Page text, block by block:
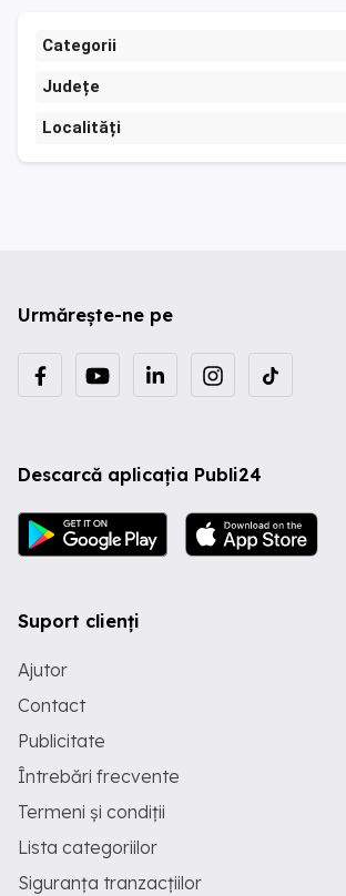
Categorii
Județe
Localități
Urmărește-ne pe
Descarcă aplicația Publi24
Suport clienți
Ajutor
Contact
Publicitate
Întrebări frecvente
Termeni și condiții
Lista categoriilor
Siguranța tranzacțiilor